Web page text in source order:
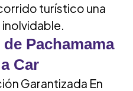
turístico una
Pachamama
Car
Garantizada En